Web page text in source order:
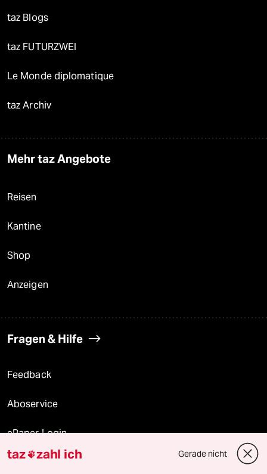
taz Blogs
taz FUTURZWEI
Le Monde diplomatique
taz Archiv
Mehr taz Angebote
Reisen
Kantine
Shop
Anzeigen
Fragen & Hilfe
Feedback
Aboservice
ePaper Login
Downloads für Abonnierende
taz zahl ich Gerade nicht